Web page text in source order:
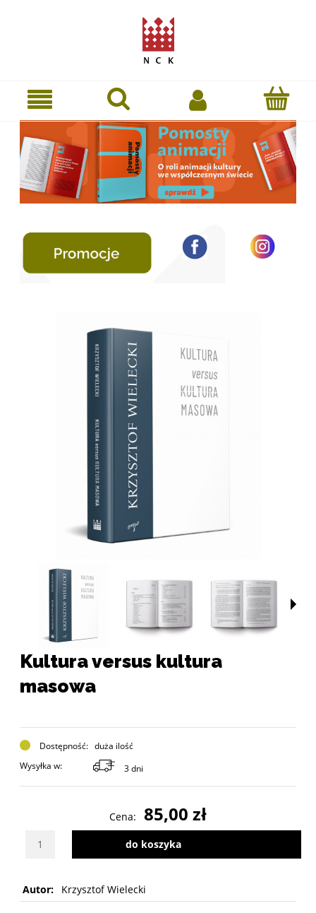
Strona produktu Kultura versus kultura masowa
Kultura versus kultura
masowa
Dostępność: duża ilość
Wysyłka w:
3 dni
Cena: 85,00 zł
Wybierz ilość sztuk produktu
do koszyka
Autor: Krzysztof Wielecki